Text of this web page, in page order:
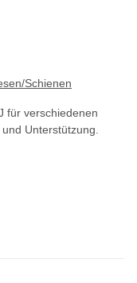
Schienen
für verschiedenen
Unterstützung.